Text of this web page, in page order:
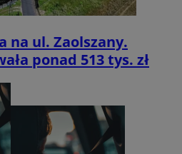
na ul. Zaolszany.
ponad 513 tys. zł